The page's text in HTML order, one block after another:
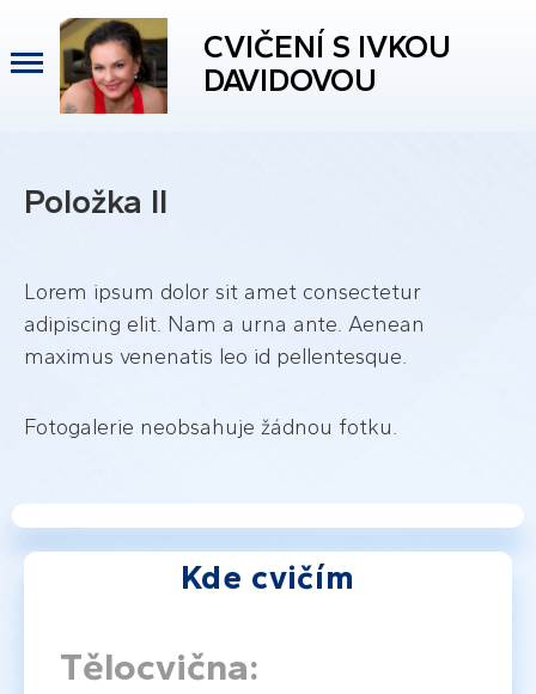
CVIČENÍ S IVKOU
DAVIDOVOU
Položka II
Lorem ipsum dolor sit amet consectetur
adipiscing elit. Nam a urna ante. Aenean
maximus venenatis leo id pellentesque.
Fotogalerie neobsahuje žádnou fotku.
Kde cvičím
Tělocvična: